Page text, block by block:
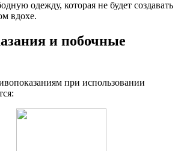
одежду, которая не будет создавать
вдохе.
и побочные
при использовании